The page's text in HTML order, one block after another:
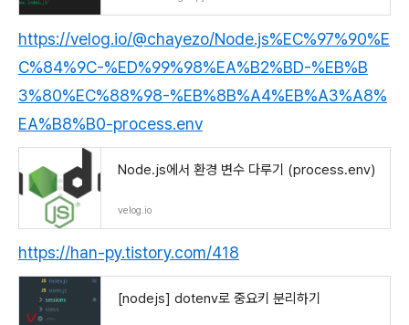
https://velog.io/@chayezo/Node.js%EC%97%90%E
C%84%9C-%ED%99%98%EA%B2%BD-%EB%B
3%80%EC%88%98-%EB%8B%A4%EB%A3%A8%
EA%B8%B0-process.env
Node.js에서 환경 변수 다루기 (process.env)
velog.io
https://han-py.tistory.com/418
[nodejs] dotenv로 중요키 분리하기